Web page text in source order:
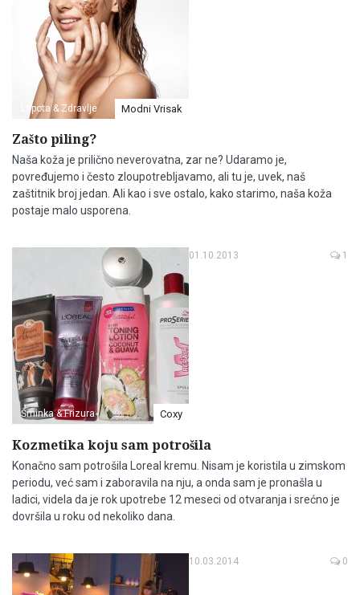
Lepota & Zdravlje Modni Vrisak
Zašto piling?
Naša koža je prilično neverovatna, zar ne? Udaramo je,
povređujemo i često zloupotrebljavamo, ali tu je, uvek, naš
zaštitnik broj jedan. Ali kao i sve ostalo, kako starimo, naša koža
postaje malo usporena.
Šminka & Frizura Coxy
01.10.2013 1
Kozmetika koju sam potrošila
Konačno sam potrošila Loreal kremu. Nisam je koristila u zimskom
periodu, već sam i zaboravila na nju, a onda sam je pronašla u
ladici, videla da je rok upotrebe 12 meseci od otvaranja i srećno je
dovršila u roku od nekoliko dana.
10.03.2014 0